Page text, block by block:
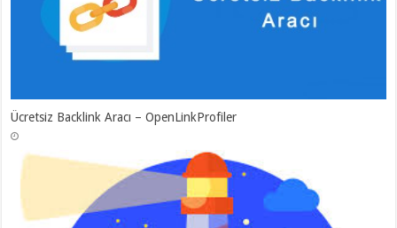
Ücretsiz Backlink Aracı – OpenLinkProfiler